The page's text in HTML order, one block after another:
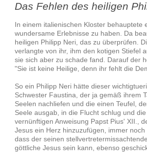
Das Fehlen des heiligen
In einem italienischen Kloster behauptete
wundersame Erlebnisse zu haben. Da
heiligen Philipp Neri, das zu überprüfen.
verlangte von ihr, ihm den kotigen Stiefel
sie sich aber zu schade fand. Darauf der
"Sie ist keine Heilige, denn ihr fehlt die
So ein Philipp Neri hätte dieser
Schwester Faustina, der ja gemäß ihrem
Seelen nachliefen und die einen Teufel,
Seele ausgab, in die Flucht schlug und
vernünftigen Anweisung Papst Pius' XII.,
Jesus ein Herz hinzuzufügen, immer
dass der seinen
göttliche Jesus sein kann, ebenso